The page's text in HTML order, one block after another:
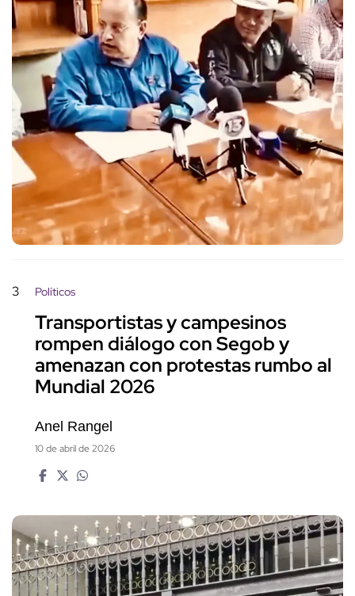
3 Políticos
Transportistas y campesinos
rompen diálogo con Segob y
amenazan con protestas rumbo al
Mundial 2026
Anel Rangel
10 de abril de 2026